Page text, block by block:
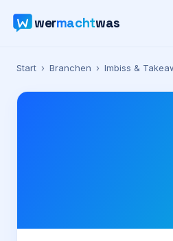
wermachtwas
Verzeichnis
Karte
Start › Branchen › Imbiss &